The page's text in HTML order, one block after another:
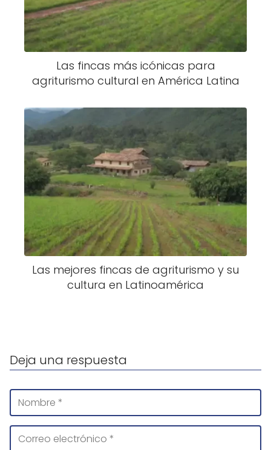
Las fincas más icónicas para
agriturismo cultural en América Latina
Las mejores fincas de agriturismo y su
cultura en Latinoamérica
Deja una respuesta